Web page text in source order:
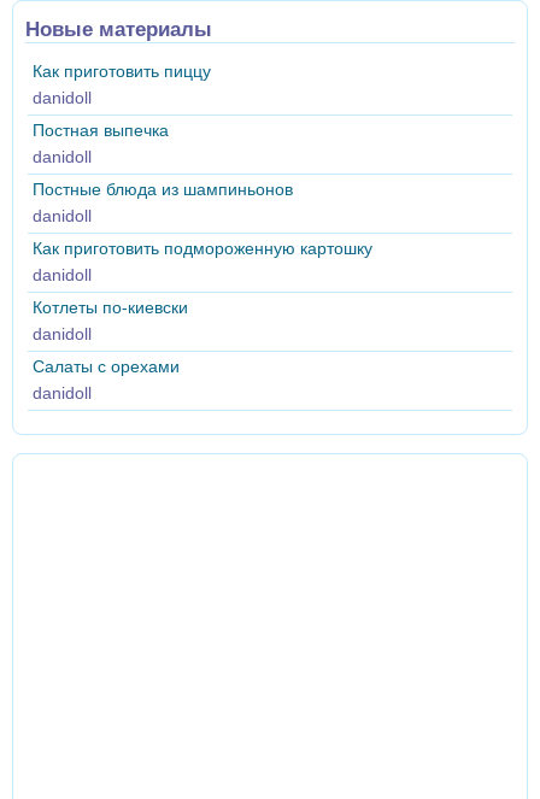
Новые материалы
Как приготовить пиццу
danidoll
Постная выпечка
danidoll
Постные блюда из шампиньонов
danidoll
Как приготовить подмороженную картошку
danidoll
Котлеты по-киевски
danidoll
Салаты с орехами
danidoll